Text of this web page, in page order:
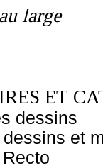
large
ET
dessins
et